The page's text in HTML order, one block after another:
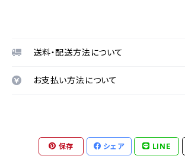
送料・配送方法について
お支払い方法について
保存 シェア LINE